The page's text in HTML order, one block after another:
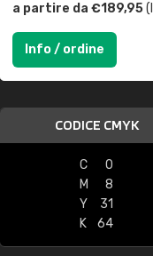
a partire da €189,95
Info / ordine
CODICE CMYK
C
0
M
8
Y
31
K
64